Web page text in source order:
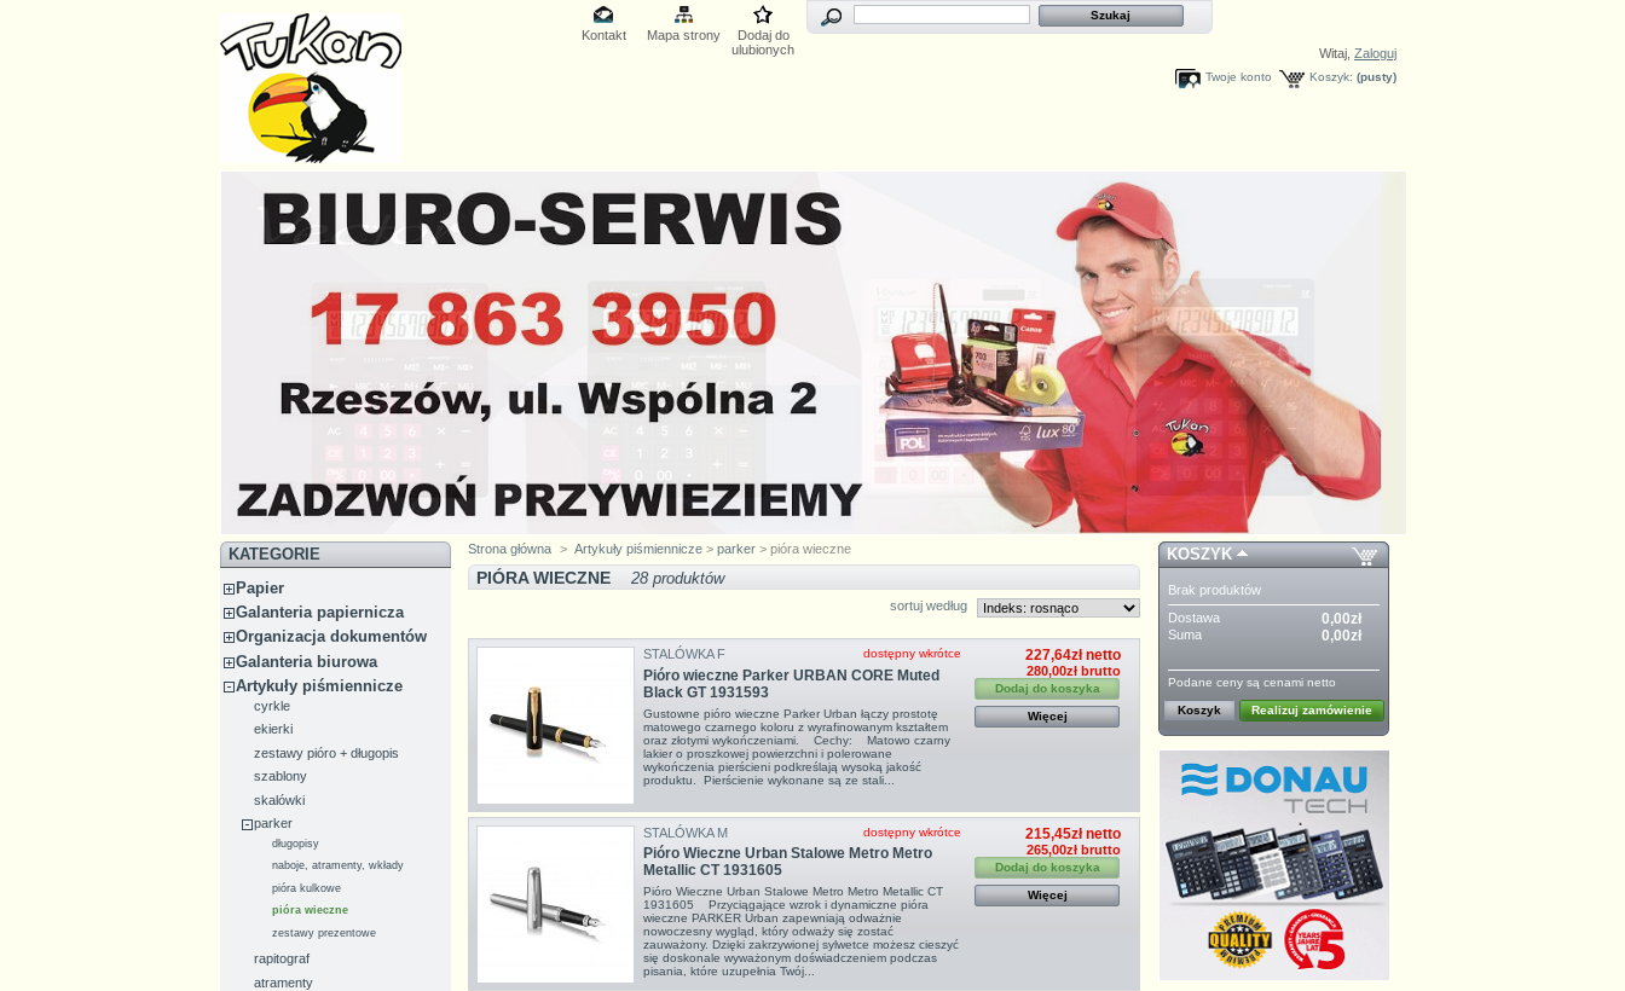
Kontakt Mapa strony
Dodaj do
ulubionych
Witaj,Zaloguj
Koszyk: (pusty)
Twoje konto
KATEGORIE
Papier
Galanteria papiernicza
Organizacja dokumentów
Galanteria biurowa
Artykuły piśmiennicze
cyrkle
ekierki
zestawy pióro + długopis
szablony
skalówki
parker
długopisy
naboje, atramenty, wkłady
pióra kulkowe
pióra wieczne
zestawy prezentowe
rapitograf
atramenty
Strona główna > Artykuły piśmiennicze >parker > pióra wieczne
PIÓRA WIECZNE 28 produktów
sortuj według
dostępny wkrótce
STALÓWKA F
Pióro wieczne Parker URBAN CORE Muted
Black GT 1931593
Gustowne pióro wieczne Parker Urban łączy prostotę
matowego czarnego koloru z wyrafinowanym kształtem
oraz złotymi wykończeniami. Cechy: Matowo czarny
lakier o proszkowej powierzchni i polerowane
wykończenia pierścieni podkreślają wysoką jakość
produktu. Pierścienie wykonane są ze stali...
227,64zł netto
280,00zł brutto
Dodaj do koszyka
Więcej
dostępny wkrótce
STALÓWKA M
Pióro Wieczne Urban Stalowe Metro Metro
Metallic CT 1931605
Pióro Wieczne Urban Stalowe Metro Metro Metallic CT
1931605 Przyciągające wzrok i dynamiczne pióra
wieczne PARKER Urban zapewniają odważnie
nowoczesny wygląd, który odważy się zostać
zauważony. Dzięki zakrzywionej sylwetce możesz cieszyć
się doskonale wyważonym doświadczeniem podczas
pisania, które uzupełnia Twój...
215,45zł netto
265,00zł brutto
Dodaj do koszyka
Więcej
KOSZYK
Brak produktów
Dostawa
0,00zł
Suma 0,00zł
Podane ceny są cenami netto
Koszyk Realizuj zamówienie